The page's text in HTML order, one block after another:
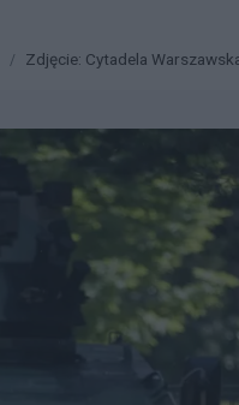
Zdjęcie: Cytadela